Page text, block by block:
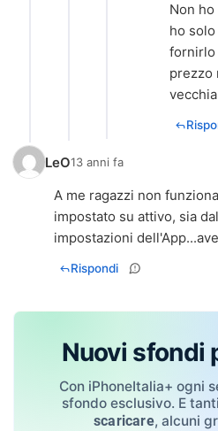
Non
ho
fornirlo
prezzo
LeO13 anni fa
A me ragazzi non
impostato su attivo, sia
impostazioni
Rispondi
Nuovi sfondi
Con iPhoneItalia+ ogni
sfondo esclusivo. E
scaricare, alcuni